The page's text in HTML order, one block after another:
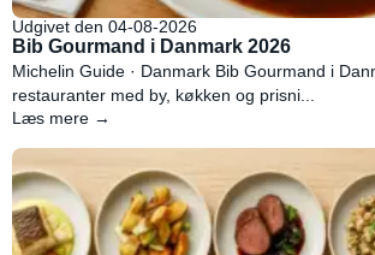
Udgivet den 04-08-2026
Bib Gourmand i Danmark 2026
Michelin Guide · Danmark Bib Gourmand i
restauranter med by, køkken og prisni...
Læs mere →